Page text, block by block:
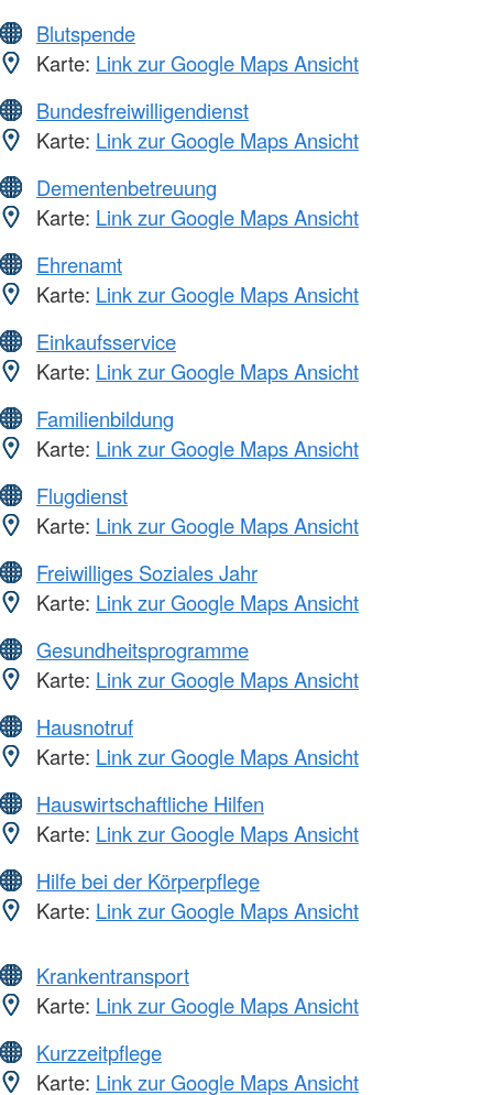
Blutspende
Karte: Link zur Google Maps Ansicht
Bundesfreiwilligendienst
Karte: Link zur Google Maps Ansicht
Dementenbetreuung
Karte: Link zur Google Maps Ansicht
Ehrenamt
Karte: Link zur Google Maps Ansicht
Einkaufsservice
Karte: Link zur Google Maps Ansicht
Familienbildung
Karte: Link zur Google Maps Ansicht
Flugdienst
Karte: Link zur Google Maps Ansicht
Freiwilliges Soziales Jahr
Karte: Link zur Google Maps Ansicht
Gesundheitsprogramme
Karte: Link zur Google Maps Ansicht
Hausnotruf
Karte: Link zur Google Maps Ansicht
Hauswirtschaftliche Hilfen
Karte: Link zur Google Maps Ansicht
Hilfe bei der Körperpflege
Karte: Link zur Google Maps Ansicht
Krankentransport
Karte: Link zur Google Maps Ansicht
Kurzzeitpflege
Karte: Link zur Google Maps Ansicht